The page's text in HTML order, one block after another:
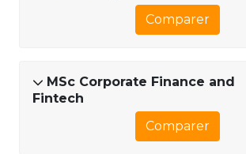
Comparer
MSc Corporate Finance and
Fintech
Comparer